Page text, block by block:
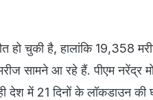
हो चुकी है, हालांकि 19,358
सामने आ रहे हैं. पीएम
देश में 21 दिनों के लॉकडाउन